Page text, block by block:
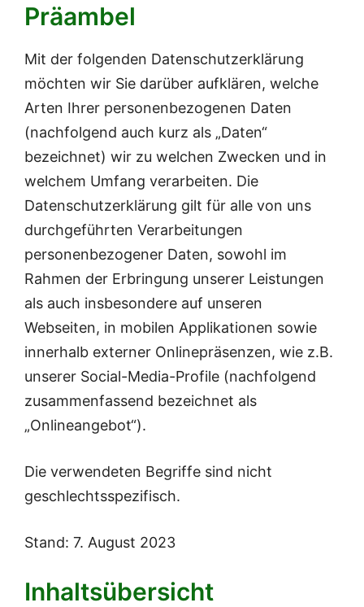
Präambel
Mit der folgenden Datenschutzerklärung
möchten wir Sie darüber aufklären, welche
Arten Ihrer personenbezogenen Daten
(nachfolgend auch kurz als „Daten“
bezeichnet) wir zu welchen Zwecken und in
welchem Umfang verarbeiten. Die
Datenschutzerklärung gilt für alle von uns
durchgeführten Verarbeitungen
personenbezogener Daten, sowohl im
Rahmen der Erbringung unserer Leistungen
als auch insbesondere auf unseren
Webseiten, in mobilen Applikationen sowie
innerhalb externer Onlinepräsenzen, wie z.B.
unserer Social-Media-Profile (nachfolgend
zusammenfassend bezeichnet als
„Onlineangebot“).
Die verwendeten Begriffe sind nicht
geschlechtsspezifisch.
Stand: 7. August 2023
Inhaltsübersicht